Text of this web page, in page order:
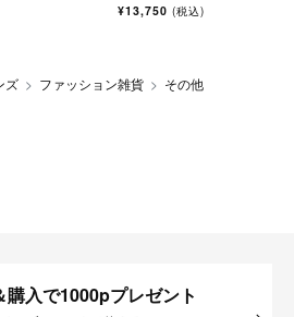
¥13,750 (税込)
ズ ファッション雑貨
その他
購入で1000pプレゼント